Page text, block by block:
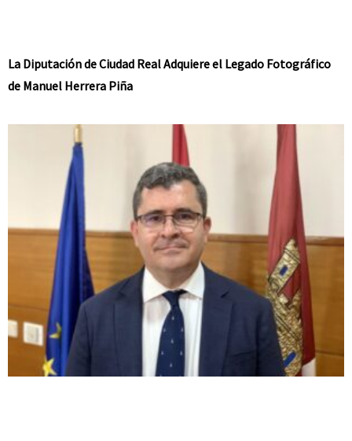
La Diputación de Ciudad Real Adquiere el Legado Fotográfico
de Manuel Herrera Piña